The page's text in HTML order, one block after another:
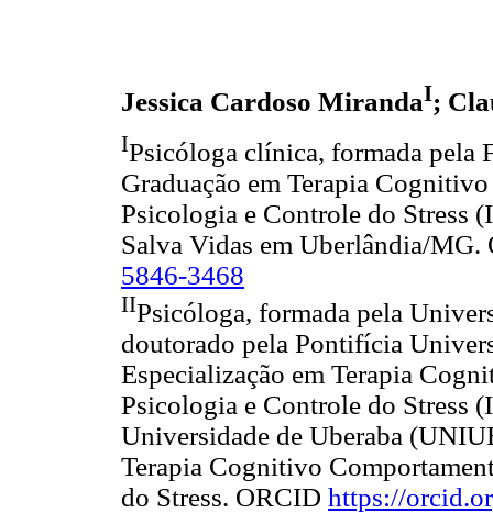
Jessica Cardoso MirandaI;
IPsicóloga clínica, formada pela
Graduação em Terapia
Psicologia e Controle do Stress
Salva Vidas em Uberlândia/
5846-3468
IIPsicóloga, formada pela
doutorado pela Pontifícia
Especialização em Terapia
Psicologia e Controle do Stress
Universidade de Uberaba
Terapia Cognitivo
do Stress. ORCID https://